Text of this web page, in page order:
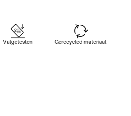
Valgetesten Gerecycled materiaal